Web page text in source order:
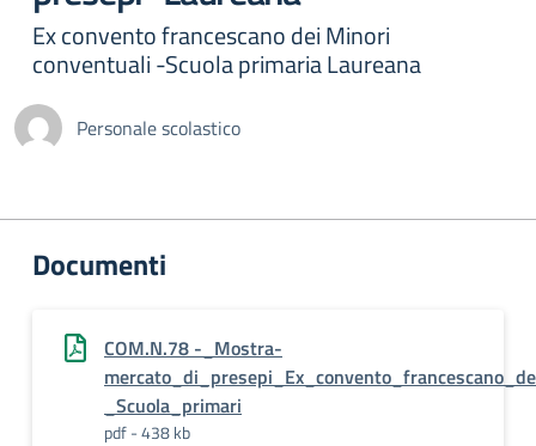
Ex convento francescano dei Minori
conventuali -Scuola primaria Laureana
Personale scolastico
Documenti
COM.N.78 -_Mostra-
_Scuola_primari
pdf - 438 kb